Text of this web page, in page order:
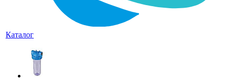
Каталог